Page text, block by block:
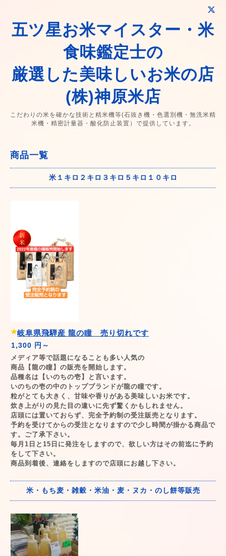
五ツ星お米マイスター・米
食味鑑定士の
厳選した美味しいお米の店
(株)神原米店
こだわりの米を確かな技術と精米機等(石抜き機・色選別機・無洗米精
米機・精密計量器・酸化防止装置）で提供しています。
商品一覧
米１キロ２キロ３キロ５キロ１０キロ
岐阜県飛騨産 龍の瞳 売り切れです
1,300 円～
メディア等で話題になることも多い人気の
商品【龍の瞳】の販売を開始します。
品種名は【いのちの壱】と言います。
いのちの壱の中のトップブランドが龍の瞳です。
粒がとても大きく、甘味や香りがある美味しいお米です。
炊き上がりの見た目の違いに先ず驚くかもしれません。
店頭には置いておらず、完全予約制の受注販売となります。
予約を受けてからの受注となりますので少し時間が掛かる商品で
す。ご了承下さい。
毎月1日と15日に発注をしますので、欲しい方はその前迄に予約
をして下さい。
商品到着後、連絡をしますので店頭にお越し下さい。
米・もち麦・雑穀・米油・麦・ヌカ・のし餅等販売